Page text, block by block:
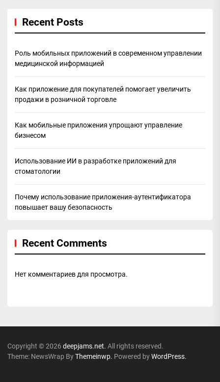
Recent Posts
Роль мобильных приложений в современном управлении
медицинской информацией
Как приложение для покупателей помогает увеличить
продажи в розничной торговле
Как мобильные приложения упрощают управление
бизнесом
Использование ИИ в разработке приложений для
стоматологии
Почему использование приложения-аутентификатора
повышает вашу безопасность
Recent Comments
Нет комментариев для просмотра.
Copyright © 2026 deepjams.net. All rights reserved.
Theme: NewsWrap ByThemeinwp. Powered byWordPress.